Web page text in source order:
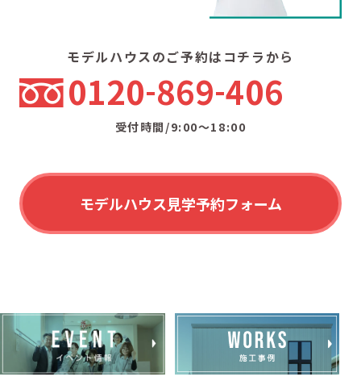
モデルハウスのご予約はコチラから
0120 869 406
受付時間/9:00〜18:00
モデルハウス見学予約フォーム